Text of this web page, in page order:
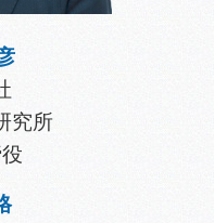
究所